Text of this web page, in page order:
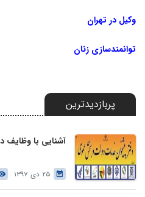
وکیل در تهران
توانمندسازی زنان
پربازدیدترین
آشنایی با وظایف
25 دی 1397